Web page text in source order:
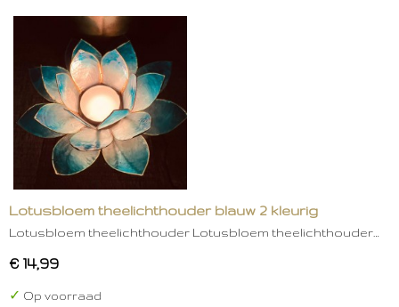
Lotusbloem theelichthouder blauw 2 kleurig
Lotusbloem theelichthouder Lotusbloem theelichthouder…
€ 14,99
✓ Op voorraad